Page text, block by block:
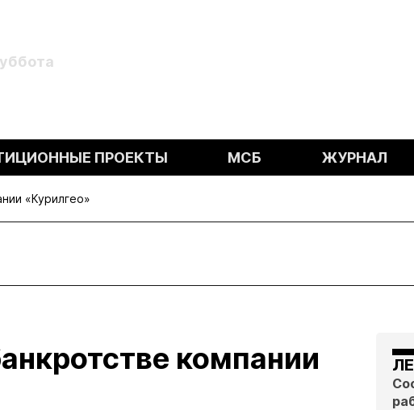
ПРОЕКТЫ МСБ ЖУРНАЛ
«Курилгео»
компании